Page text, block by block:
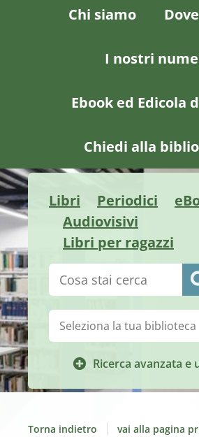
Chi siamo
I nostri
Ebook ed Edicola
Chiedi alla
Libri Periodici
Audiovisivi
Libri per ragazzi
Cerca su "Catalogo"
Ricerca avanzata e
Biblioteca:
Torna indietro vai alla pagina